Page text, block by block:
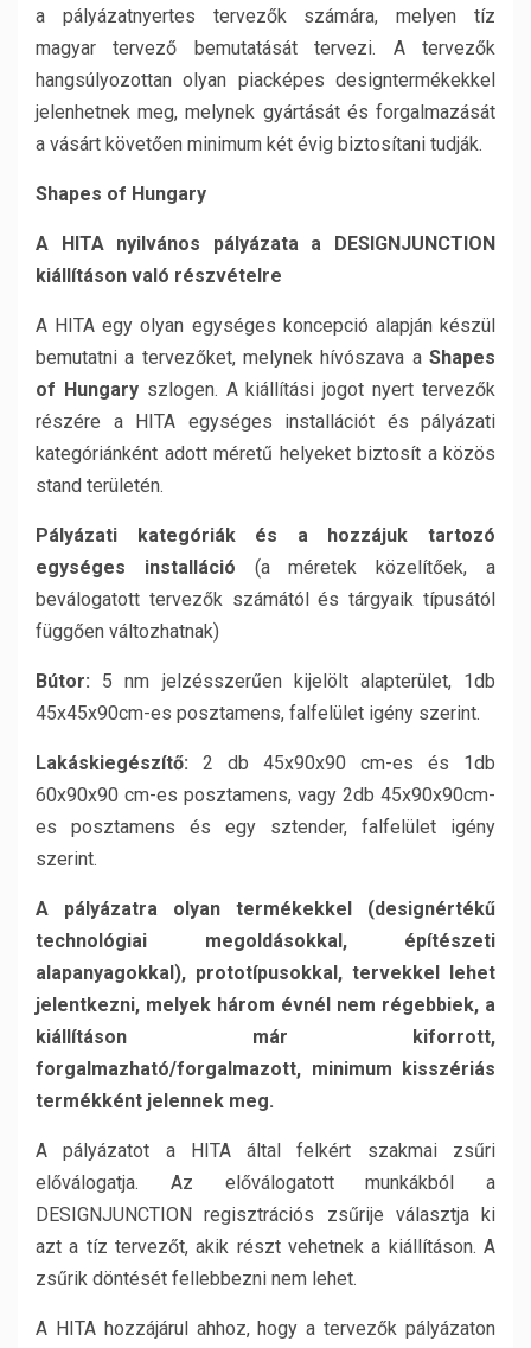
a pályázatnyertes tervezők számára, melyen tíz
magyar tervező bemutatását tervezi. A tervezők
hangsúlyozottan olyan piacképes designtermékekkel
jelenhetnek meg, melynek gyártását és forgalmazását
a vásárt követően minimum két évig biztosítani tudják.
Shapes of Hungary
A HITA nyilvános pályázata a DESIGNJUNCTION
kiállításon való részvételre
A HITA egy olyan egységes koncepció alapján készül
bemutatni a tervezőket, melynek hívószava a Shapes
of Hungaryszlogen. A kiállítási jogot nyert tervezők
részére a HITA egységes installációt és pályázati
kategóriánként adott méretű helyeket biztosít a közös
stand területén.
Pályázati kategóriák és a hozzájuk tartozó
egységes installáció (a méretek közelítőek, a
beválogatott tervezők számától és tárgyaik típusától
függően változhatnak)
Bútor: 5 nm jelzésszerűen kijelölt alapterület, 1db
45x45x90cm-es posztamens, falfelület igény szerint.
Lakáskiegészítő: 2 db 45x90x90 cm-es és 1db
60x90x90 cm-es posztamens, vagy 2db 45x90x90cm-
es posztamens és egy sztender, falfelület igény
szerint.
A pályázatra olyan termékekkel (designértékű
technológiai megoldásokkal, építészeti
alapanyagokkal), prototípusokkal, tervekkel lehet
jelentkezni, melyek három évnél nem régebbiek, a
kiállításon már kiforrott,
forgalmazható/forgalmazott, minimum kisszériás
termékként jelennek meg.
A pályázatot a HITA által felkért szakmai zsűri
előválogatja. Az előválogatott munkákból a
DESIGNJUNCTION regisztrációs zsűrije választja ki
azt a tíz tervezőt, akik részt vehetnek a kiállításon. A
zsűrik döntését fellebbezni nem lehet.
A HITA hozzájárul ahhoz, hogy a tervezők pályázaton